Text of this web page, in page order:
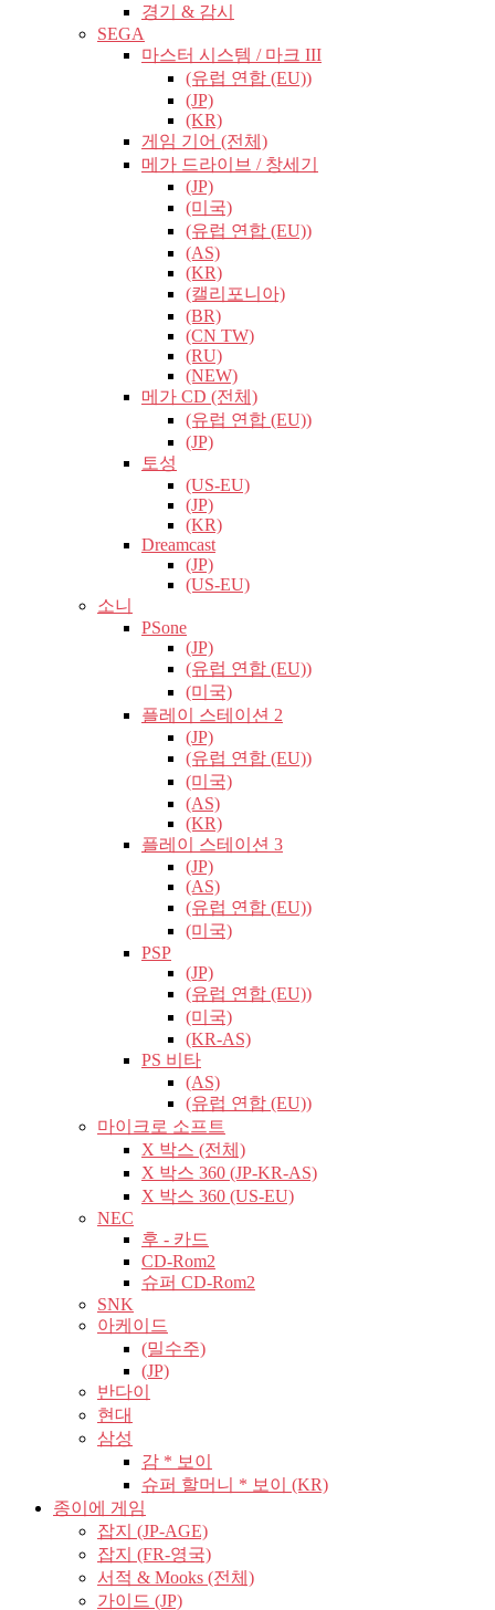
경기 & 감시
SEGA
마스터 시스템 / 마크 III
(유럽​​ 연합 (EU))
(JP)
(KR)
게임 기어 (전체)
메가 드라이브 / 창세기
(JP)
(미국)
(유럽​​ 연합 (EU))
(AS)
(KR)
(캘리포니아)
(BR)
(CN TW)
(RU)
(NEW)
메가 CD (전체)
(유럽​​ 연합 (EU))
(JP)
토성
(US-EU)
(JP)
(KR)
Dreamcast
(JP)
(US-EU)
소니
PSone
(JP)
(유럽​​ 연합 (EU))
(미국)
플레이 스테이션 2
(JP)
(유럽​​ 연합 (EU))
(미국)
(AS)
(KR)
플레이 스테이션 3
(JP)
(AS)
(유럽​​ 연합 (EU))
(미국)
PSP
(JP)
(유럽​​ 연합 (EU))
(미국)
(KR-AS)
PS 비타
(AS)
(유럽​​ 연합 (EU))
마이크로 소프트
X 박스 (전체)
X 박스 360 (JP-KR-AS)
X 박스 360 (US-EU)
NEC
후 - 카드
CD-Rom2
슈퍼 CD-Rom2
SNK
아케이드
(밀수주)
(JP)
반다이
현대
삼성
감 * 보이
슈퍼 할머니 * 보이 (KR)
종이에 게임
잡지 (JP-AGE)
잡지 (FR-영국)
서적 & Mooks (전체)
가이드 (JP)